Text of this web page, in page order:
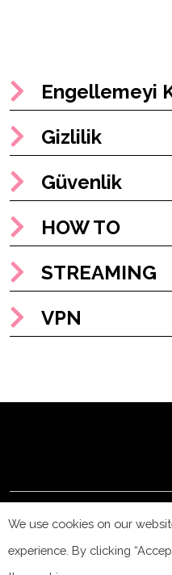
Engellemeyi
Gizlilik
Güvenlik
HOW TO
STREAMING
VPN
© PrivacyAffairs.com
We use cookies on our
experience. By clicking